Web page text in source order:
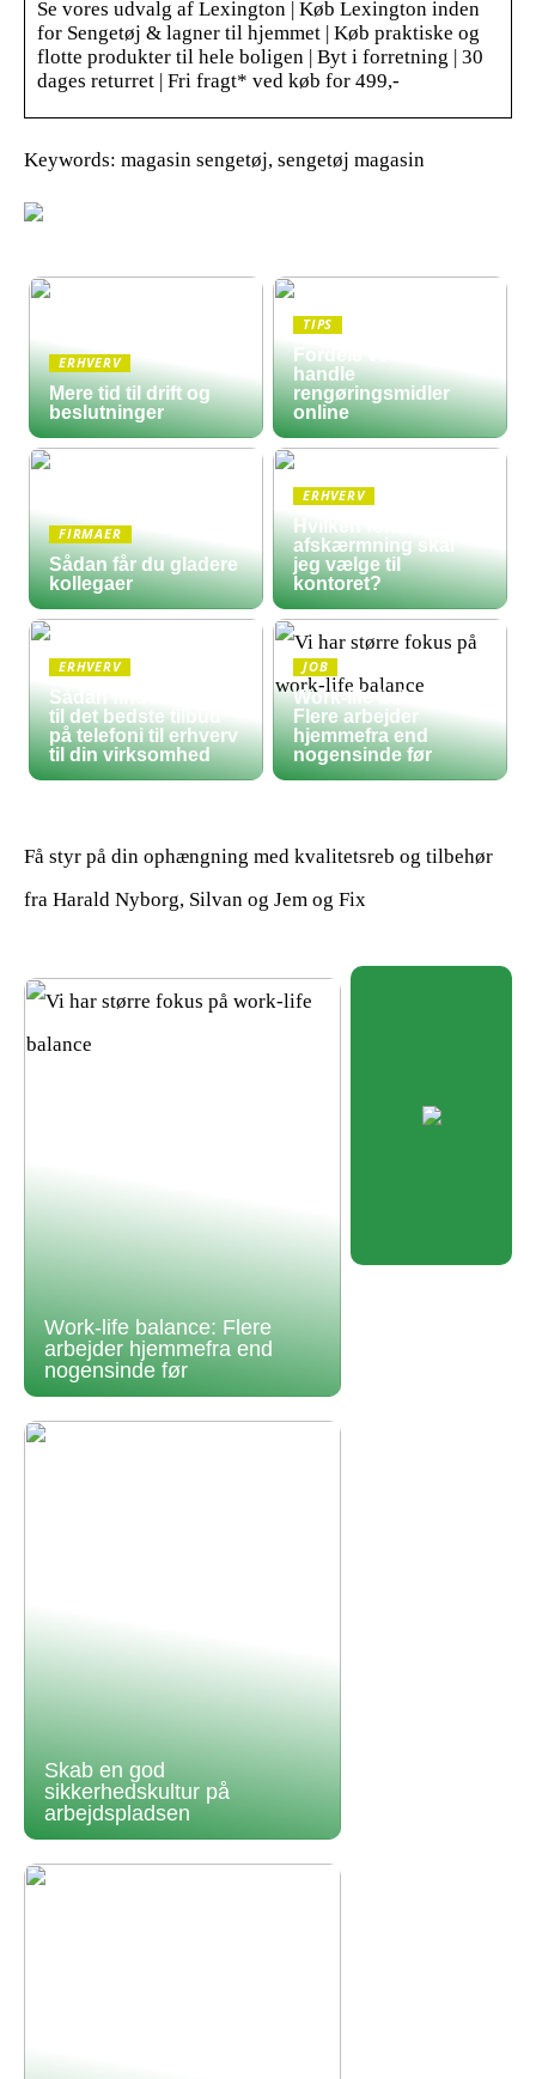
Se vores udvalg af Lexington | Køb Lexington inden
for Sengetøj & lagner til hjemmet | Køb praktiske og
flotte produkter til hele boligen | Byt i forretning | 30
dages returret | Fri fragt* ved køb for 499,-
Keywords: magasin sengetøj, sengetøj magasin
ERHVERV
Mere tid til drift og
beslutninger
TIPS
Fordele ved at
handle
rengøringsmidler
online
FIRMAER
Sådan får du gladere
kollegaer
ERHVERV
Hvilken form for
afskærmning skal
jeg vælge til
kontoret?
ERHVERV
Sådan finder du frem
til det bedste tilbud
på telefoni til erhverv
til din virksomhed
JOB
Work-life balance:
Flere arbejder
hjemmefra end
nogensinde før
Få styr på din ophængning med kvalitetsreb og tilbehør
fra Harald Nyborg, Silvan og Jem og Fix
Work-life balance: Flere
arbejder hjemmefra end
nogensinde før
Skab en god
sikkerhedskultur på
arbejdspladsen